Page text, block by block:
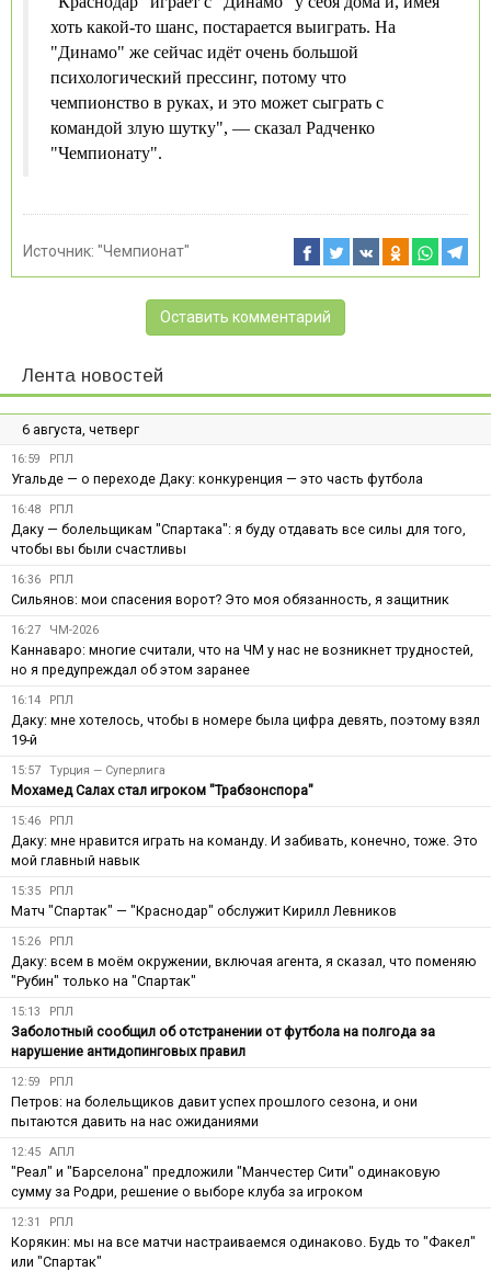
хоть какой-то шанс, постарается выиграть. На
"Динамо" же сейчас идёт очень большой
психологический прессинг, потому что
чемпионство в руках, и это может сыграть с
командой злую шутку", — сказал Радченко
"Чемпионату".
Источник: "Чемпионат"
Оставить комментарий
Лента новостей
6 августа, четверг
16:59 РПЛ
Угальде — о переходе Даку: конкуренция — это часть футбола
16:48 РПЛ
Даку — болельщикам "Спартака": я буду отдавать все силы для того,
чтобы вы были счастливы
16:36 РПЛ
Сильянов: мои спасения ворот? Это моя обязанность, я защитник
16:27 ЧМ-2026
Каннаваро: многие считали, что на ЧМ у нас не возникнет трудностей,
но я предупреждал об этом заранее
16:14 РПЛ
Даку: мне хотелось, чтобы в номере была цифра девять, поэтому взял
19-й
15:57 Турция — Суперлига
Мохамед Салах стал игроком "Трабзонспора"
15:46 РПЛ
Даку: мне нравится играть на команду. И забивать, конечно, тоже. Это
мой главный навык
15:35 РПЛ
Матч "Спартак" — "Краснодар" обслужит Кирилл Левников
15:26 РПЛ
Даку: всем в моём окружении, включая агента, я сказал, что поменяю
"Рубин" только на "Спартак"
15:13 РПЛ
Заболотный сообщил об отстранении от футбола на полгода за
нарушение антидопинговых правил
12:59 РПЛ
Петров: на болельщиков давит успех прошлого сезона, и они
пытаются давить на нас ожиданиями
12:45 АПЛ
"Реал" и "Барселона" предложили "Манчестер Сити" одинаковую
сумму за Родри, решение о выборе клуба за игроком
12:31 РПЛ
Корякин: мы на все матчи настраиваемся одинаково. Будь то "Факел"
или "Спартак"